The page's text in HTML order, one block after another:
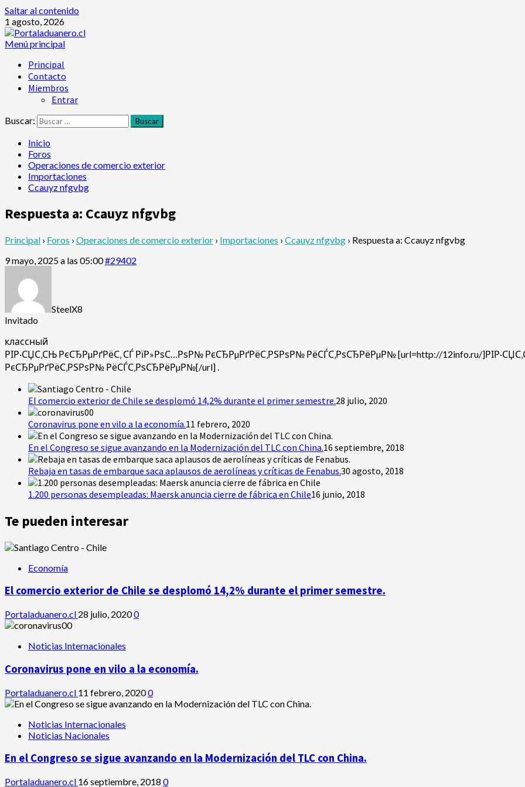
Saltar al contenido
1 agosto, 2026
Menú principal
Principal
Contacto
Miembros
Entrar
Buscar:
Inicio
Foros
Operaciones de comercio exterior
Importaciones
Ccauyz nfgvbg
Respuesta a: Ccauyz nfgvbg
Principal › Foros › Operaciones de comercio exterior › Importaciones › Ccauyz nfgvbg › Respuesta a: Ccauyz nfgvbg
9 mayo, 2025 a las 05:00#29402
SteelX8
Invitado
классный
РІР·СЏС‚СЊ РєСЂРµРґРёС‚ СЃ РїР»РѕС…РѕР№ РєСЂРµРґРёС‚РЅРѕР№ РёСЃС‚РѕСЂРёРµР№ [url=http://12info.ru/
РєСЂРµРґРёС‚РЅРѕР№ РёСЃС‚РѕСЂРёРµР№[/url] .
El comercio exterior de Chile se desplomó 14,2% durante el primer semestre.28 julio, 2020
Coronavirus pone en vilo a la economía.11 febrero, 2020
En el Congreso se sigue avanzando en la Modernización del TLC con China.16 septiembre, 2018
Rebaja en tasas de embarque saca aplausos de aerolíneas y críticas de Fenabus.30 agosto, 2018
1.200 personas desempleadas: Maersk anuncia cierre de fábrica en Chile16 junio, 2018
Te pueden interesar
Economía
El comercio exterior de Chile se desplomó 14,2% durante el primer semestre.
Portaladuanero.cl 28 julio, 20200
Noticias Internacionales
Coronavirus pone en vilo a la economía.
Portaladuanero.cl 11 febrero, 20200
Noticias Internacionales
Noticias Nacionales
En el Congreso se sigue avanzando en la Modernización del TLC con China.
Portaladuanero.cl 16 septiembre, 2018 0